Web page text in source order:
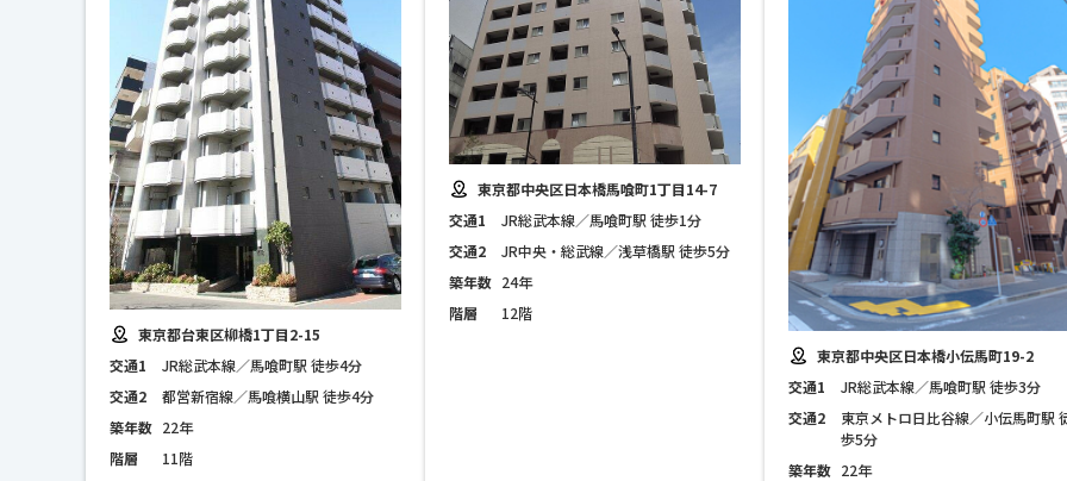
東京都台東区柳橋1丁目2-15
交通1
JR総武本線／馬喰町駅 徒歩4分
交通2
都営新宿線／馬喰横山駅 徒歩4分
築年数 22年
階層
11階
東京都中央区日本橋馬喰町1丁目14-7
交通1
JR総武本線／馬喰町駅 徒歩1分
交通2
JR中央・総武線／浅草橋駅 徒歩5分
築年数 24年
階層
12階
東京都中央区日本橋小伝馬町19-2
交通1
JR総武本線／馬喰町駅 徒歩3分
交通2
東京メトロ日比谷線／小伝馬町駅
歩5分
築年数 22年